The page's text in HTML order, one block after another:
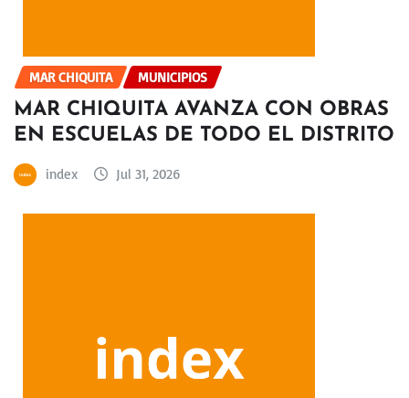
MAR CHIQUITA MUNICIPIOS
MAR CHIQUITA AVANZA CON OBRAS
EN ESCUELAS DE TODO EL DISTRITO
index Jul 31, 2026